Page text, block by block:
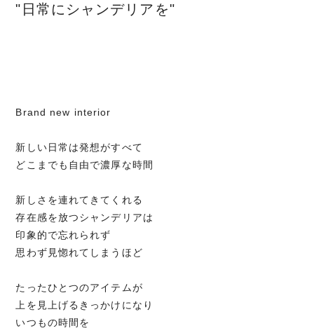
"日常にシャンデリアを"
Brand new interior
新しい日常は発想がすべて
どこまでも自由で濃厚な時間
新しさを連れてきてくれる
存在感を放つシャンデリアは
印象的で忘れられず
思わず見惚れてしまうほど
たったひとつのアイテムが
上を見上げるきっかけになり
いつもの時間を